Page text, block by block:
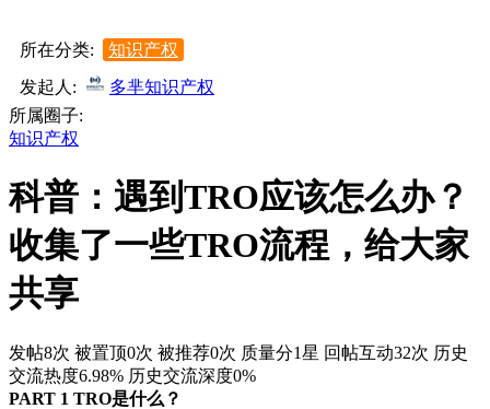
所在分类:
知识产权
发起人:
多芈知识产权
所属圈子:
知识产权
科普：遇到TRO应该怎么办？
收集了一些TRO流程，给大家
共享
发帖8次 被置顶0次 被推荐0次 质量分1星 回帖互动32次 历史
交流热度6.98% 历史交流深度0%
PART 1 TRO是什么？